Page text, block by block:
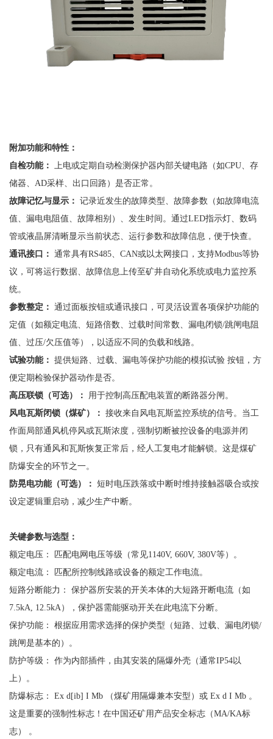
附加功能和特性：
自检功能：
上电或定期自动检测保护器内部关键电路（如CPU、存
储器、AD采样、出口回路）是否正常。
故障记忆与显示： 记录近发生的故障类型、故障参数（如故障电流
值、漏电电阻值、故障相别）、发生时间。通过LED指示灯、数码
管或液晶屏清晰显示当前状态、运行参数和故障信息，便于快查。
通讯接口： 通常具有RS485、CAN或以太网接口，支持Modbus等协
议，可将运行数据、故障信息上传至矿井自动化系统或电力监控系
统。
参数整定： 通过面板按钮或通讯接口，可灵活设置各项保护功能的
定值（如额定电流、短路倍数、过载时间常数、漏电闭锁/跳闸电阻
值、过压/欠压值等），以适应不同的负载和线路。
试验功能： 提供短路、过载、漏电等保护功能的模拟试验 按钮，方
便定期检验保护器动作是否。
高压联锁（可选）：
用于控制高压配电装置的断路器分闸。
风电瓦斯闭锁（煤矿）： 接收来自风电瓦斯监控系统的信号。当工
作面局部通风机停风或瓦斯浓度，强制切断被控设备的电源并闭
锁，只有通风和瓦斯恢复正常后，经人工复电才能解锁。这是煤矿
防爆安全的环节之一。
防晃电功能（可选）： 短时电压跌落或中断时维持接触器吸合或按
设定逻辑重启动，减少生产中断。
关键参数与选型：
额定电压：
匹配电网电压等级（常见1140V, 660V, 380V等）。
额定电流：
匹配所控制线路或设备的额定工作电流。
短路分断能力：
保护器所安装的开关本体的大短路开断电流（如
7.5kA, 12.5kA），保护器需能驱动开关在此电流下分断。
保护功能：
根据应用需求选择的保护类型（短路、过载、漏电闭锁/
跳闸是基本的）。
防护等级：
作为内部插件，由其安装的隔爆外壳（通常IP54以
上）。
防爆标志：
Ex d[ib] I Mb （煤矿用隔爆兼本安型）或 Ex d I Mb 。
这是重要的强制性标志！在中国还矿用产品安全标志（MA/KA标
志） 。